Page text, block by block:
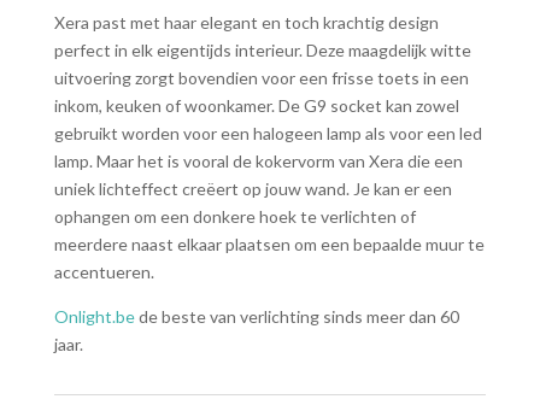
Xera past met haar elegant en toch krachtig design
perfect in elk eigentijds interieur. Deze maagdelijk witte
uitvoering zorgt bovendien voor een frisse toets in een
inkom, keuken of woonkamer. De G9 socket kan zowel
gebruikt worden voor een halogeen lamp als voor een led
lamp. Maar het is vooral de kokervorm van Xera die een
uniek lichteffect creëert op jouw wand. Je kan er een
ophangen om een donkere hoek te verlichten of
meerdere naast elkaar plaatsen om een bepaalde muur te
accentueren.
Onlight.bede beste van verlichting sinds meer dan 60
jaar.